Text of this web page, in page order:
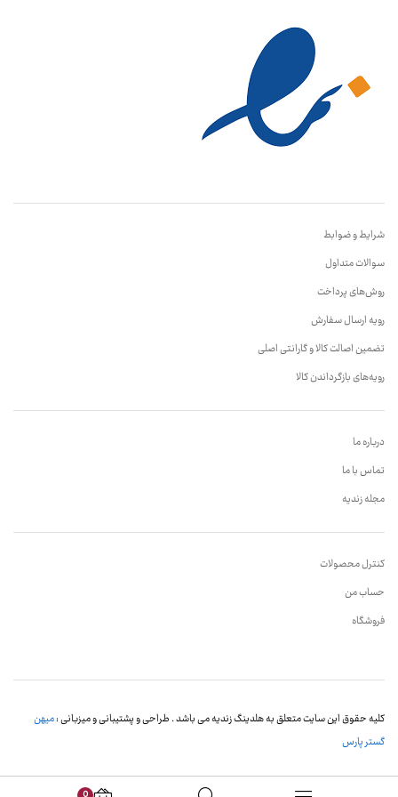
شرایط و ضوابط
سوالات متداول
روش‌های پرداخت
رویه ارسال سفارش
تضمین اصالت کالا و گارانتی اصلی
رویه‌های بازگرداندن کالا
درباره ما
تماس با ما
مجله زندیه
کنترل محصولات
حساب من
فروشگاه
کلیه حقوق این سایت متعلق به هلدینگ زندیه می باشد . طراحی و پشتیبانی و میزبانی :میهن
گستر پارس